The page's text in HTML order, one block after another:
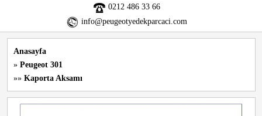
0212 486 33 66
info@peugeotyedekparcaci.com
Anasayfa
» Peugeot 301
»» Kaporta Aksamı